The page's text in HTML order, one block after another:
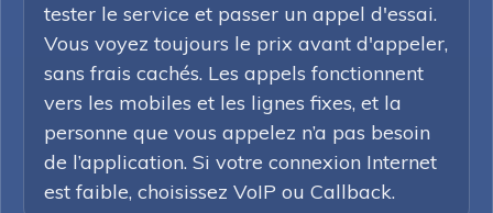
tester le service et passer un appel d'essai.
Vous voyez toujours le prix avant d'appeler,
sans frais cachés. Les appels fonctionnent
vers les mobiles et les lignes fixes, et la
personne que vous appelez n’a pas besoin
de l’application. Si votre connexion Internet
est faible, choisissez VoIP ou Callback.